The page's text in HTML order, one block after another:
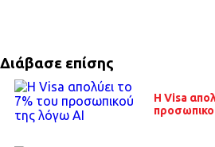
Διάβασε επίσης
H Visa